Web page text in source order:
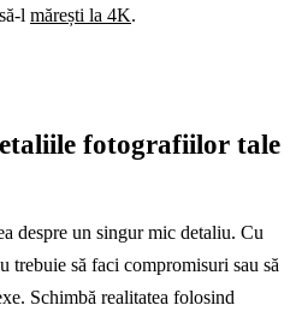
l mărești la 4K.
fotografiilor tale
despre un singur mic detaliu. Cu
trebuie să faci compromisuri sau să
Schimbă realitatea folosind